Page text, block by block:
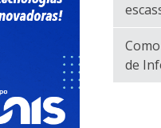
de